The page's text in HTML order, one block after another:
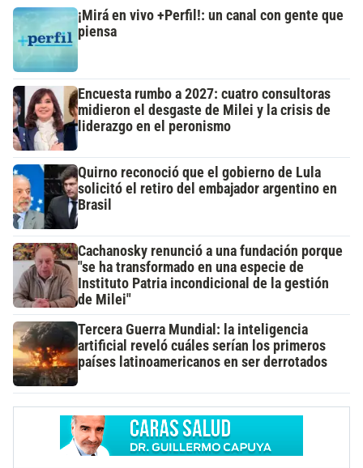
¡Mirá en vivo +Perfil!: un canal con gente que
piensa
Encuesta rumbo a 2027: cuatro consultoras
midieron el desgaste de Milei y la crisis de
liderazgo en el peronismo
Quirno reconoció que el gobierno de Lula
solicitó el retiro del embajador argentino en
Brasil
Cachanosky renunció a una fundación porque
"se ha transformado en una especie de
Instituto Patria incondicional de la gestión
de Milei"
Tercera Guerra Mundial: la inteligencia
artificial reveló cuáles serían los primeros
países latinoamericanos en ser derrotados